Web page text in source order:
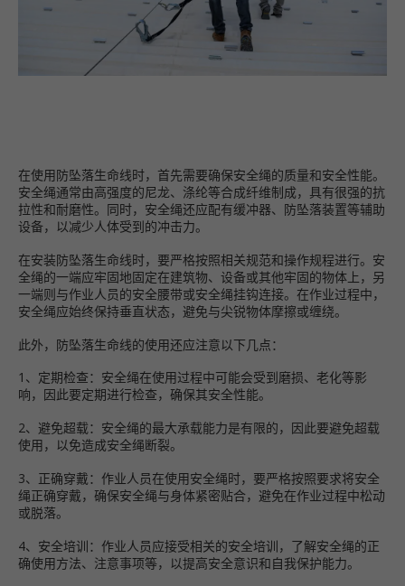
在使用防坠落生命线时，首先需要确保安全绳的质量和安全性能。
安全绳通常由高强度的尼龙、涤纶等合成纤维制成，具有很强的抗
拉性和耐磨性。同时，安全绳还应配有缓冲器、防坠落装置等辅助
设备，以减少人体受到的冲击力。
在安装防坠落生命线时，要严格按照相关规范和操作规程进行。安
全绳的一端应牢固地固定在建筑物、设备或其他牢固的物体上，另
一端则与作业人员的安全腰带或安全绳挂钩连接。在作业过程中，
安全绳应始终保持垂直状态，避免与尖锐物体摩擦或缠绕。
此外，防坠落生命线的使用还应注意以下几点：
1、定期检查：安全绳在使用过程中可能会受到磨损、老化等影
响，因此要定期进行检查，确保其安全性能。
2、避免超载：安全绳的最大承载能力是有限的，因此要避免超载
使用，以免造成安全绳断裂。
3、正确穿戴：作业人员在使用安全绳时，要严格按照要求将安全
绳正确穿戴，确保安全绳与身体紧密贴合，避免在作业过程中松动
或脱落。
4、安全培训：作业人员应接受相关的安全培训，了解安全绳的正
确使用方法、注意事项等，以提高安全意识和自我保护能力。